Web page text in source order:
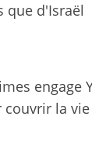
que d'Israël
engage
la vie